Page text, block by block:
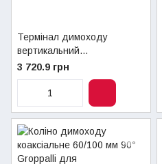
Термінал димоходу
вертикальний
конденсаційного котла ∅
80 мм Groppalli (A523170)
3 720.9 грн